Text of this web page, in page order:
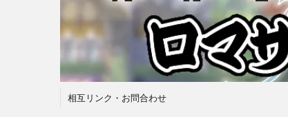
相互リンク・お問合わせ